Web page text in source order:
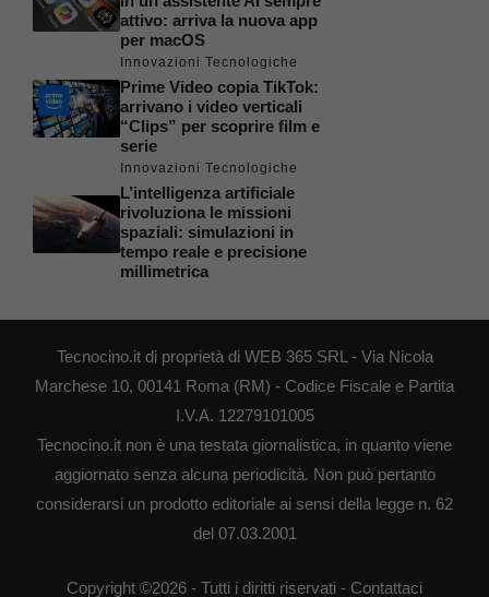
attivo: arriva la nuova app
per macOS
Innovazioni Tecnologiche
Prime Video copia TikTok:
arrivano i video verticali
“Clips” per scoprire film e
serie
Innovazioni Tecnologiche
L’intelligenza artificiale
rivoluziona le missioni
spaziali: simulazioni in
tempo reale e precisione
millimetrica
Tecnocino.it di proprietà di WEB 365 SRL - Via Nicola
Marchese 10, 00141 Roma (RM) - Codice Fiscale e Partita
I.V.A. 12279101005
Tecnocino.it non è una testata giornalistica, in quanto viene
aggiornato senza alcuna periodicità. Non può pertanto
considerarsi un prodotto editoriale ai sensi della legge n. 62
del 07.03.2001
Copyright ©2026 - Tutti i diritti riservati - Contattaci